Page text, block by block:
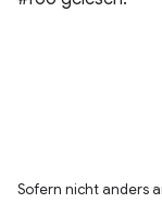
Sofern nicht anders